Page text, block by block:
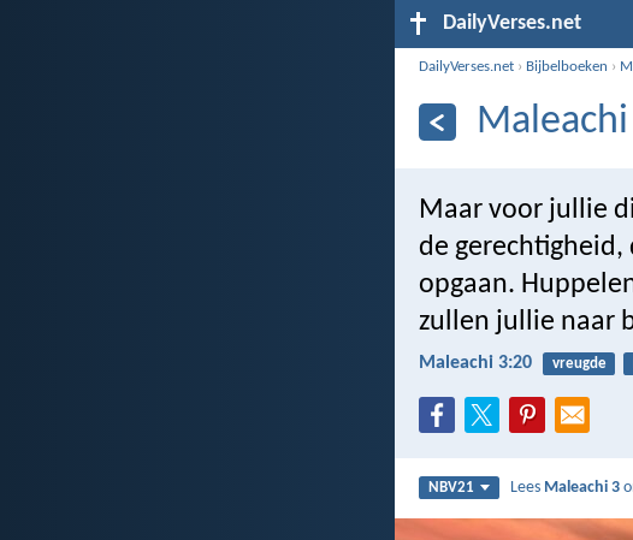
DailyVerses.net
DailyVerses.net › Bijbelboeken ›
Maar voor jullie
de gerechtigheid,
opgaan.
zullen jullie naar
Maleachi 3:20 vreugde
NBV21 Lees Maleachi 3